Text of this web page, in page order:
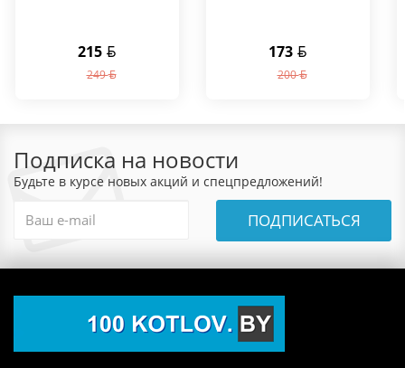
215
249
173
200
Подписка на новости
Будьте в курсе новых акций и спецпредложений!
ПОДПИСАТЬСЯ